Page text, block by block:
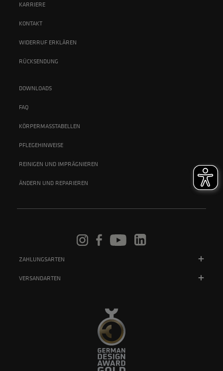
KARRIERE
KONTAKT
WIDERRUF ERKLÄREN
RÜCKSENDUNG
DOWNLOADS
FAQ
KÖRPERMASSTABELLEN
PFLEGEHINWEISE
REINIGEN UND IMPRÄGNIEREN
ÄNDERN UND REPARIEREN
ZAHLUNGSARTEN
VERSANDARTEN